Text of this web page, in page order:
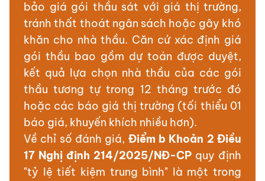
bảo giá gói thầu sát với giá thị trường,
tránh thất thoát ngân sách hoặc gây khó
khăn cho nhà thầu. Căn cứ xác định giá
gói thầu bao gồm dự toán được duyệt,
kết quả lựa chọn nhà thầu của các gói
thầu tương tự trong 12 tháng trước đó
hoặc các báo giá thị trường (tối thiểu 01
báo giá, khuyến khích nhiều hơn).
Về chỉ số đánh giá, Điểm b Khoản 2 Điều
17 Nghị định 214/2025/NĐ-CP quy định
"tỷ lệ tiết kiệm trung bình" là một trong